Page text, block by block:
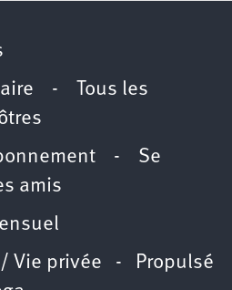
-
Tous les
- Se
amis
Vie privée - Propulsé